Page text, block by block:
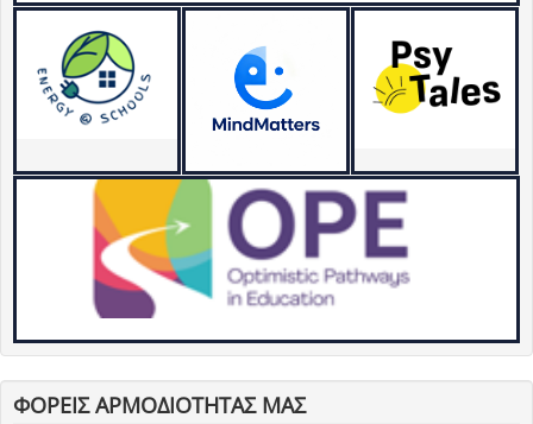
ΦΟΡΕΙΣ ΑΡΜΟΔΙΟΤΗΤΑΣ ΜΑΣ